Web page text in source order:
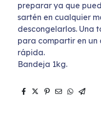
preparar ya que
sartén en cualquier
descongelarlos. Una
para compartir en
rápida.
Bandeja 1kg.